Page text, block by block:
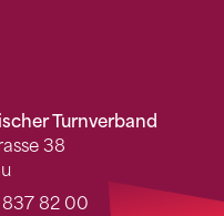
Turnverband
38
837 82 00